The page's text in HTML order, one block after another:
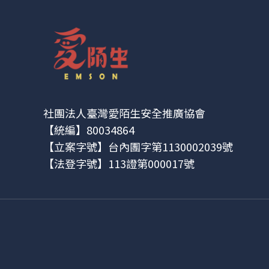
社團法人臺灣愛陌生安全推廣協會
【統編】80034864
【立案字號】台內團字第1130002039號
【法登字號】113證第000017號